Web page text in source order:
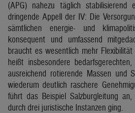
(APG) nahezu täglich stabilisierend
dringende Appell der IV: Die
sämtlichen energie- und
konsequent und umfassend
braucht es wesentlich mehr
heißt insbesondere bedarfsgerechten,
ausreichend rotierende Massen und
wiederum deutlich raschere
führt das Beispiel Salzburgleitung
durch drei juristische Instanzen ging.